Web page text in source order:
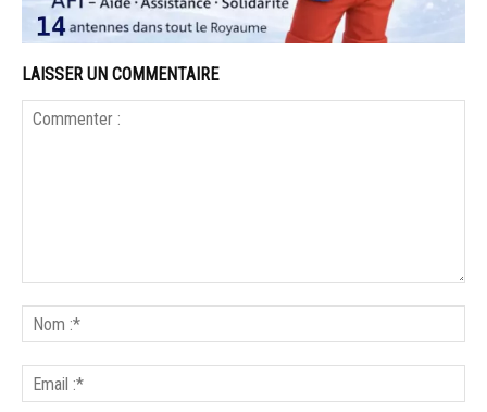
LAISSER UN COMMENTAIRE